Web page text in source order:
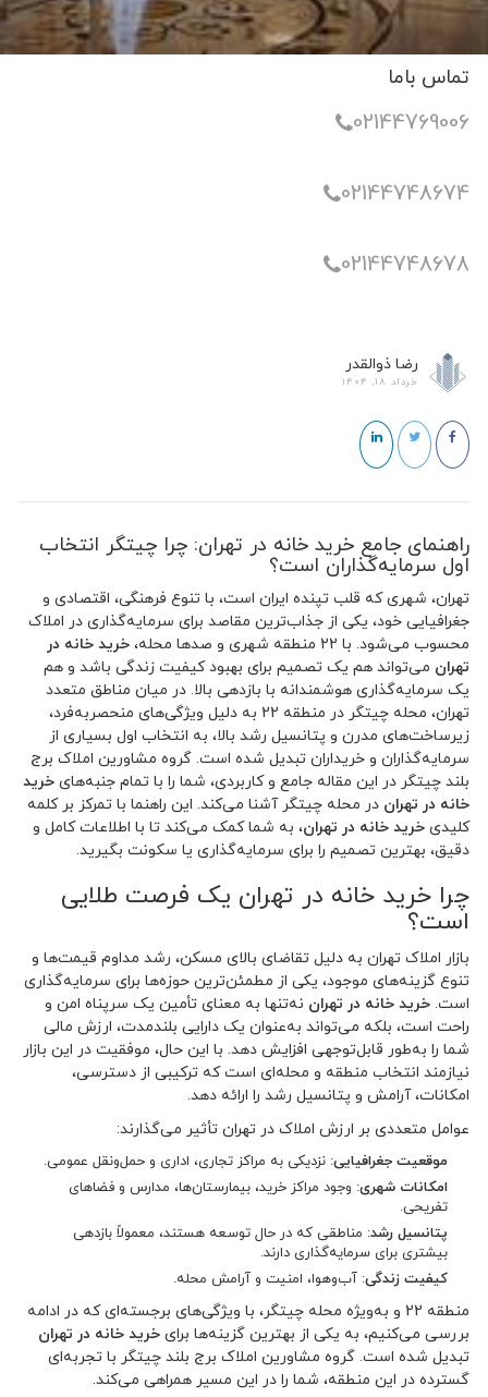
تماس باما
02144769006
02144748674
02144748678
رضا ذوالقدر
خرداد 18, 1404
راهنمای جامع خرید خانه در تهران: چرا چیتگر انتخاب
اول سرمایه‌گذاران است؟
تهران، شهری که قلب تپنده ایران است، با تنوع فرهنگی، اقتصادی و
جغرافیایی خود، یکی از جذاب‌ترین مقاصد برای سرمایه‌گذاری در املاک
محسوب می‌شود. با 22 منطقه شهری و صدها محله،
خرید خانه در
تهرانمی‌تواند هم یک تصمیم برای بهبود کیفیت زندگی باشد و هم
یک سرمایه‌گذاری هوشمندانه با بازدهی بالا. در میان مناطق متعدد
تهران، محله چیتگر در منطقه 22 به دلیل ویژگی‌های منحصربه‌فرد،
زیرساخت‌های مدرن و پتانسیل رشد بالا، به انتخاب اول بسیاری از
سرمایه‌گذاران و خریداران تبدیل شده است. گروه مشاورین املاک برج
بلند چیتگر در این مقاله جامع و کاربردی، شما را با تمام جنبه‌هایخرید
خانه در تهراندر محله چیتگر آشنا می‌کند. این راهنما با تمرکز بر کلمه
کلیدیخرید خانه در تهران، به شما کمک می‌کند تا با اطلاعات کامل و
دقیق، بهترین تصمیم را برای سرمایه‌گذاری یا سکونت بگیرید.
چرا خرید خانه در تهران یک فرصت طلایی
است؟
بازار املاک تهران به دلیل تقاضای بالای مسکن، رشد مداوم قیمت‌ها و
تنوع گزینه‌های موجود، یکی از مطمئن‌ترین حوزه‌ها برای سرمایه‌گذاری
است.خرید خانه در تهراننه‌تنها به معنای تأمین یک سرپناه امن و
راحت است، بلکه می‌تواند به‌عنوان یک دارایی بلندمدت، ارزش مالی
شما را به‌طور قابل‌توجهی افزایش دهد. با این حال، موفقیت در این بازار
نیازمند انتخاب منطقه و محله‌ای است که ترکیبی از دسترسی،
امکانات، آرامش و پتانسیل رشد را ارائه دهد.
عوامل متعددی بر ارزش املاک در تهران تأثیر می‌گذارند:
موقعیت جغرافیایی: نزدیکی به مراکز تجاری، اداری و حمل‌ونقل عمومی.
امکانات شهری: وجود مراکز خرید، بیمارستان‌ها، مدارس و فضاهای
تفریحی.
پتانسیل رشد: مناطقی که در حال توسعه هستند، معمولاً بازدهی
بیشتری برای سرمایه‌گذاری دارند.
کیفیت زندگی: آب‌وهوا، امنیت و آرامش محله.
منطقه 22 و به‌ویژه محله چیتگر، با ویژگی‌های برجسته‌ای که در ادامه
بررسی می‌کنیم، به یکی از بهترین گزینه‌ها برایخرید خانه در تهران
تبدیل شده است. گروه مشاورین املاک برج بلند چیتگر با تجربه‌ای
گسترده در این منطقه، شما را در این مسیر همراهی می‌کند.